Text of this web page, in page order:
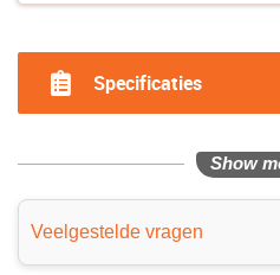
Specificaties
Show
Veelgestelde vragen